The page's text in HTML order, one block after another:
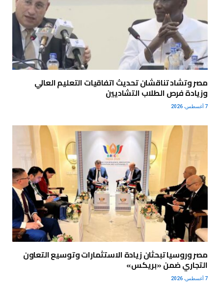
مصر وتشاد تناقشان تحديث اتفاقيات التعليم العالي
وزيادة فرص الطلاب التشاديين
7 أغسطس، 2026
مصر وروسيا تبحثان زيادة الاستثمارات وتوسيع التعاون
التجاري ضمن «بريكس»
7 أغسطس، 2026